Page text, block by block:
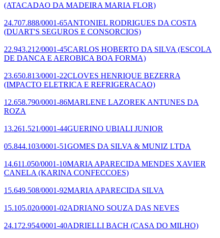
(ATACADAO DA MADEIRA MARIA FLOR)
24.707.888/0001-65ANTONIEL RODRIGUES DA COSTA
(DUART'S SEGUROS E CONSORCIOS)
22.943.212/0001-45CARLOS HOBERTO DA SILVA (ESCOLA
DE DANCA E AEROBICA BOA FORMA)
23.650.813/0001-22CLOVES HENRIQUE BEZERRA
(IMPACTO ELETRICA E REFRIGERACAO)
12.658.790/0001-86MARLENE LAZOREK ANTUNES DA
ROZA
13.261.521/0001-44GUERINO UBIALI JUNIOR
05.844.103/0001-51GOMES DA SILVA & MUNIZ LTDA
14.611.050/0001-10MARIA APARECIDA MENDES XAVIER
CANELA (KARINA CONFECCOES)
15.649.508/0001-92MARIA APARECIDA SILVA
15.105.020/0001-02ADRIANO SOUZA DAS NEVES
24.172.954/0001-40ADRIELLI BACH (CASA DO MILHO)